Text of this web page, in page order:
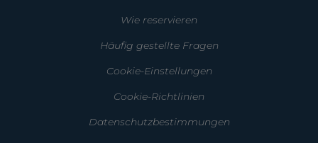
Wie reservieren
Häufig gestellte Fragen
Cookie-Einstellungen
Cookie-Richtlinien
Datenschutzbestimmungen